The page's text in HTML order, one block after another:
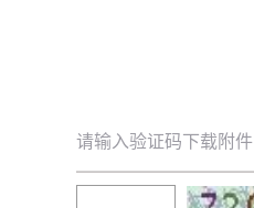
请输入验证码下载附件